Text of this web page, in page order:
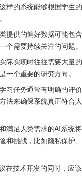
样的系统能够根据学生
供的偏好数据可能包
需要持续关注的问题。
际实现时往往需要大量
个重要的研究方向。
任务通常有明确的评
法来确保系统真正符合
满足人类需求的AI系统
和挑战，比如隐私保护
在技术开发的同时，应